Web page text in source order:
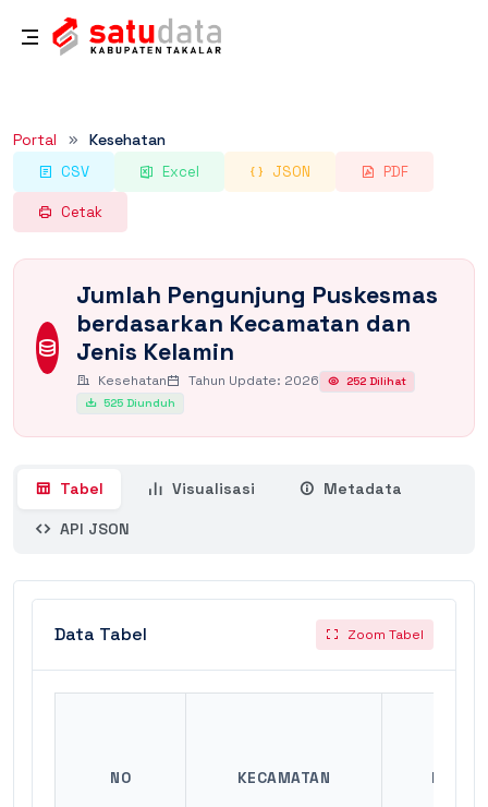
Portal Kesehatan
CSV Excel JSON PDF
Cetak
Jumlah Pengunjung Puskesmas
berdasarkan Kecamatan dan
Jenis Kelamin
Kesehatan Tahun Update: 2026
252 Dilihat
525 Diunduh
Tabel Visualisasi Metadata
API JSON
Data Tabel Zoom Tabel
NO KECAMATAN